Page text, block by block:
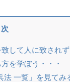
次
して人に致されず
を学ぼう・・・
法 一覧」を見てみ